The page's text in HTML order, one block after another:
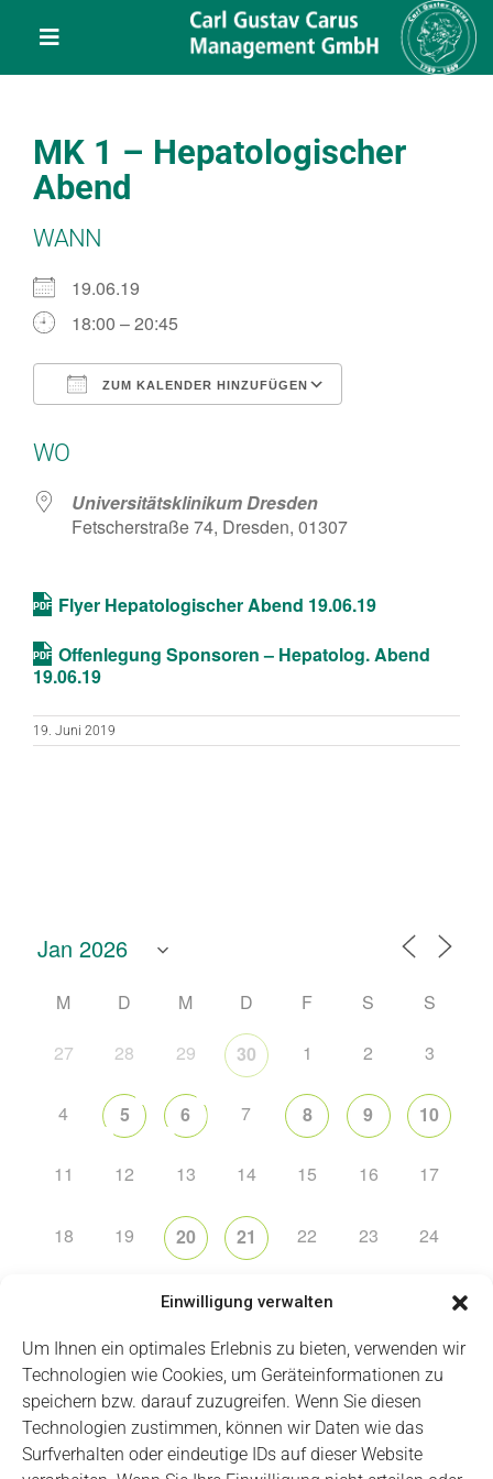
Einwilligung verwalten
Um Ihnen ein optimales Erlebnis zu bieten, verwenden wir
Technologien wie Cookies, um Geräteinformationen zu
speichern bzw. darauf zuzugreifen. Wenn Sie diesen
Technologien zustimmen, können wir Daten wie das
Surfverhalten oder eindeutige IDs auf dieser Website
Toggle
Navigation
Über uns
Veranstaltungen
Projekte
Service
Kontakt
MK 1 – Hepatologischer
Abend
WANN
19.06.19
18:00 – 20:45
ZUM KALENDER HINZUFÜGEN
WO
Universitätsklinikum Dresden
Fetscherstraße 74, Dresden, 01307
Flyer Hepatologischer Abend 19.06.19
Offenlegung Sponsoren – Hepatolog. Abend
19.06.19
19. Juni 2019
M D M D F S
S
27
28 29 30 1 2 3
4 5 6 7 8 9 10
11 12 13 14 15 16 17
18 19 20 21 22 23 24
27 28 29
Impressum Datenschutz Login